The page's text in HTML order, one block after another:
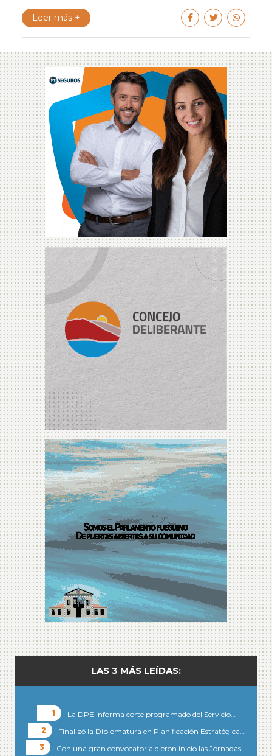
Leer más +
LAS 3 MÁS LEÍDAS:
La DPE informa corte programado del Servicio…
Finalizó la Diplomatura en Planificación Estratégica…
Con una gran convocatoria dieron inicio las Jornadas…